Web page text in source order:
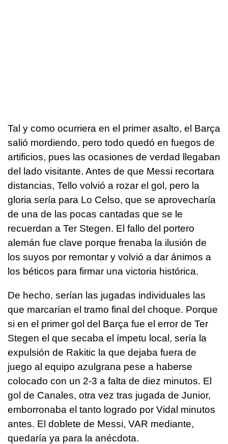
Tal y como ocurriera en el primer asalto, el Barça
salió mordiendo, pero todo quedó en fuegos de
artificios, pues las ocasiones de verdad llegaban
del lado visitante. Antes de que Messi recortara
distancias, Tello volvió a rozar el gol, pero la
gloria sería para Lo Celso, que se aprovecharía
de una de las pocas cantadas que se le
recuerdan a Ter Stegen. El fallo del portero
alemán fue clave porque frenaba la ilusión de
los suyos por remontar y volvió a dar ánimos a
los béticos para firmar una victoria histórica.
De hecho, serían las jugadas individuales las
que marcarían el tramo final del choque. Porque
si en el primer gol del Barça fue el error de Ter
Stegen el que secaba el ímpetu local, sería la
expulsión de Rakitic la que dejaba fuera de
juego al equipo azulgrana pese a haberse
colocado con un 2-3 a falta de diez minutos. El
gol de Canales, otra vez tras jugada de Junior,
emborronaba el tanto logrado por Vidal minutos
antes. El doblete de Messi, VAR mediante,
quedaría ya para la anécdota.